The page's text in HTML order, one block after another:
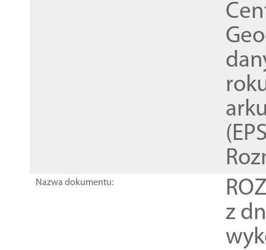
Nazwa dokumentu:
z